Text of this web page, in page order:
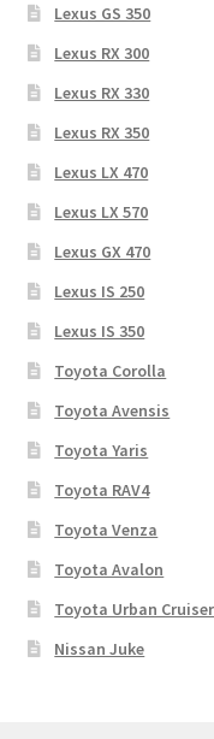
Lexus GS 350
Lexus RX 300
Lexus RX 330
Lexus RX 350
Lexus LX 470
Lexus LX 570
Lexus GX 470
Lexus IS 250
Lexus IS 350
Toyota Corolla
Toyota Avensis
Toyota Yaris
Toyota RAV4
Toyota Venza
Toyota Avalon
Toyota Urban
Nissan Juke